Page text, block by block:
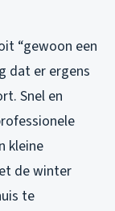
“gewoon een
dat er ergens
Snel en
kleine
de winter
te